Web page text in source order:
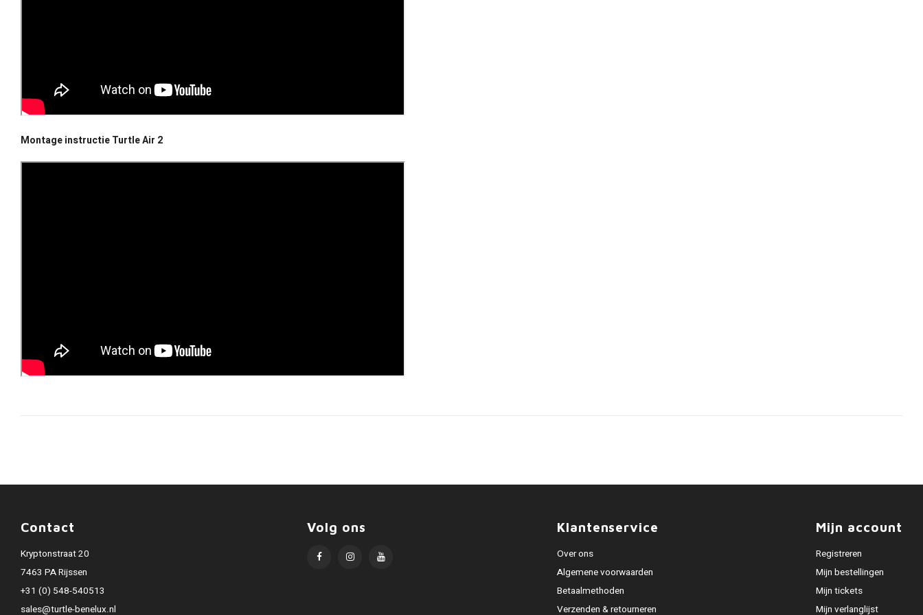
Montage instructie Turtle Air 2
Contact
Kryptonstraat 20
7463 PA Rijssen
+31 (0) 548-540513
sales@turtle-benelux.nl
Volg ons Klantenservice
Over ons
Algemene voorwaarden
Betaalmethoden
Verzenden & retourneren
Mijn account
Registreren
Mijn bestellingen
Mijn tickets
Mijn verlanglijst